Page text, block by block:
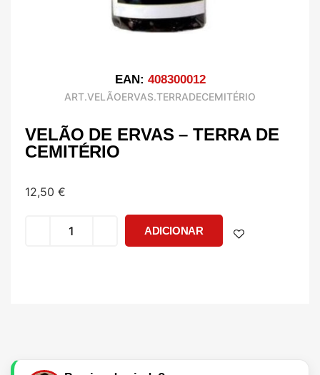
EAN: 408300012
ART.VELÃOERVAS.TERRADECEMITÉRIO
VELÃO DE ERVAS – TERRA DE
CEMITÉRIO
12,50 €
ADICIONAR